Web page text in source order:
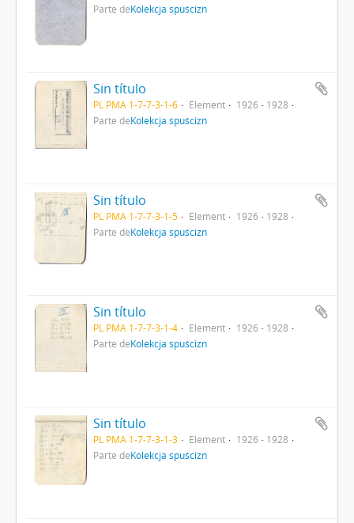
Parte deKolekcja spuścizn
Sin título
PL PMA 1-7-7-3-1-6 Element
1926 - 1928
Parte deKolekcja spuścizn
Sin título
PL PMA 1-7-7-3-1-5 Element
1926 - 1928
Parte deKolekcja spuścizn
Sin título
PL PMA 1-7-7-3-1-4 Element
1926 - 1928
Parte deKolekcja spuścizn
Sin título
PL PMA 1-7-7-3-1-3 Element
1926 - 1928
Parte deKolekcja spuścizn